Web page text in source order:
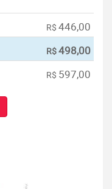
R$ 446,00
R$498,00
R$ 597,00